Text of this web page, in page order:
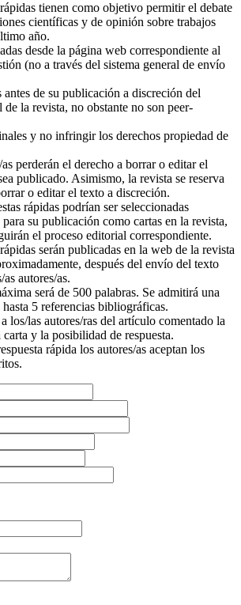
tienen como objetivo permitir el debate
científicas y de opinión sobre trabajos
año.
desde la página web correspondiente al
(no a través del sistema general de envío
antes de su publicación a discreción del
la revista, no obstante no son peer-
y no infringir los derechos propiedad de
perderán el derecho a borrar o editar el
publicado. Asimismo, la revista se reserva
o editar el texto a discreción.
rápidas podrían ser seleccionadas
su publicación como cartas en la revista,
el proceso editorial correspondiente.
serán publicadas en la web de la revista
después del envío del texto
autores/as.
será de 500 palabras. Se admitirá una
5 referencias bibliográficas.
los/las autores/ras del artículo comentado la
y la posibilidad de respuesta.
rápida los autores/as aceptan los